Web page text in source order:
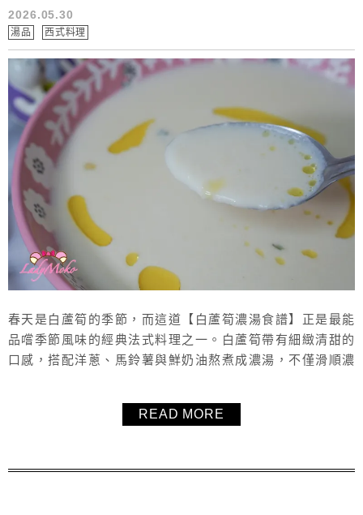
2026.05.30
湯品 西式料理
春天是白蘆筍的季節，而這道【白蘆筍濃湯食譜】正是最能
品嚐季節風味的經典法式料理之一。白蘆筍帶有細緻清甜的
口感，搭配洋蔥、馬鈴薯與鮮奶油熬煮成濃湯，不僅滑順濃
步帶你完成好做不複雜又有餐廳質感的高級濃湯，一鍋到底
輕鬆完成！無論是家庭料理或春季餐桌都非常適合，喝起來
READ MORE